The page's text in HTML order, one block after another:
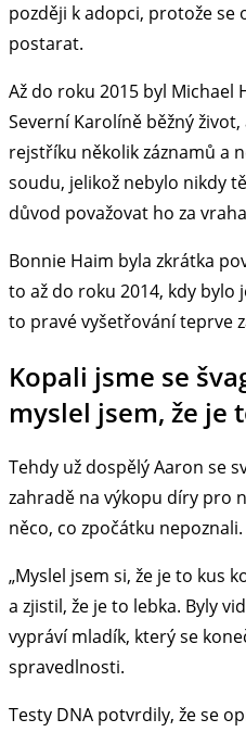
později k adopci, protože se
postarat.
Až do roku 2015 byl Michael
Severní Karolíně běžný
rejstříku několik záznamů a
soudu, jelikož nebylo nikdy
důvod považovat ho za
Bonnie Haim byla zkrátka
to až do roku 2014, kdy bylo
to pravé vyšetřování teprve
Kopali jsme se
myslel jsem, že je
Tehdy už dospělý Aaron se
zahradě na výkopu díry pro
něco, co zpočátku nepoznali.
„Myslel jsem si, že je to kus
a zjistil, že je to lebka. Byly
vypráví mladík, který se
spravedlnosti.
Testy DNA potvrdily, že se